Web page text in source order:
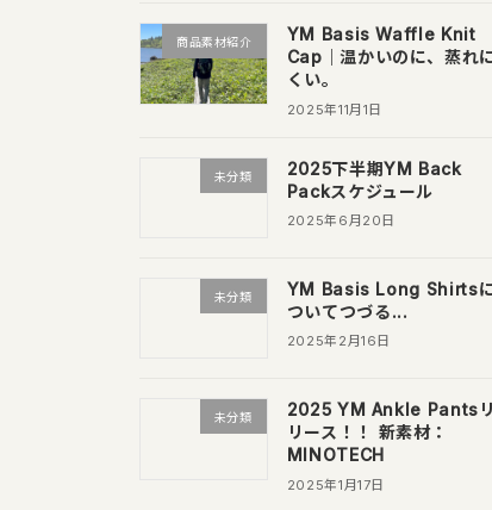
商品素材紹介
YM Basis Waffle Knit
Cap｜温かいのに、蒸れ
くい。
2025年11月1日
未分類
2025下半期YM Back
Packスケジュール
2025年6月20日
未分類
YM Basis Long Shirts
ついてつづる...
2025年2月16日
未分類
2025 YM Ankle Pantsリ
リース！！ 新素材：
MINOTECH
2025年1月17日